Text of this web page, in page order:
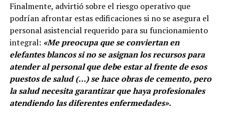
Finalmente, advirtió sobre el riesgo operativo que
podrían afrontar estas edificaciones si no se asegura el
personal asistencial requerido para su funcionamiento
integral: «Me preocupa que se conviertan en
elefantes blancos si no se asignan los recursos para
atender al personal que debe estar al frente de esos
puestos de salud (…) se hace obras de cemento, pero
la salud necesita garantizar que haya profesionales
atendiendo las diferentes enfermedades».